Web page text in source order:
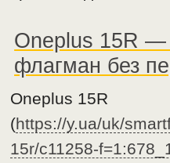
Oneplus 15R —
флагман без
Oneplus 15R
(https://y.ua/uk/
15r/c11258-